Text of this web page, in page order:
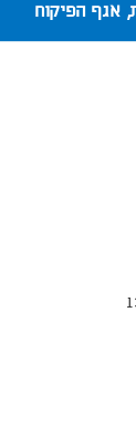
אגף הפיקוח